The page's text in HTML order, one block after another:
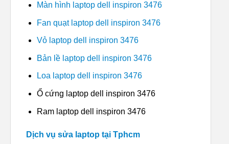
Màn hình laptop dell inspiron 3476
Fan quạt laptop dell inspiron 3476
Vỏ laptop dell inspiron 3476
Bản lề laptop dell inspiron 3476
Loa laptop dell inspiron 3476
Ổ cứng laptop dell inspiron 3476
Ram laptop dell inspiron 3476
Dịch vụ sửa laptop tại Tphcm